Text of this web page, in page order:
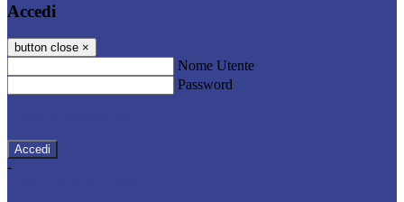
Accedi
button close ×
Nome Utente
Password
-